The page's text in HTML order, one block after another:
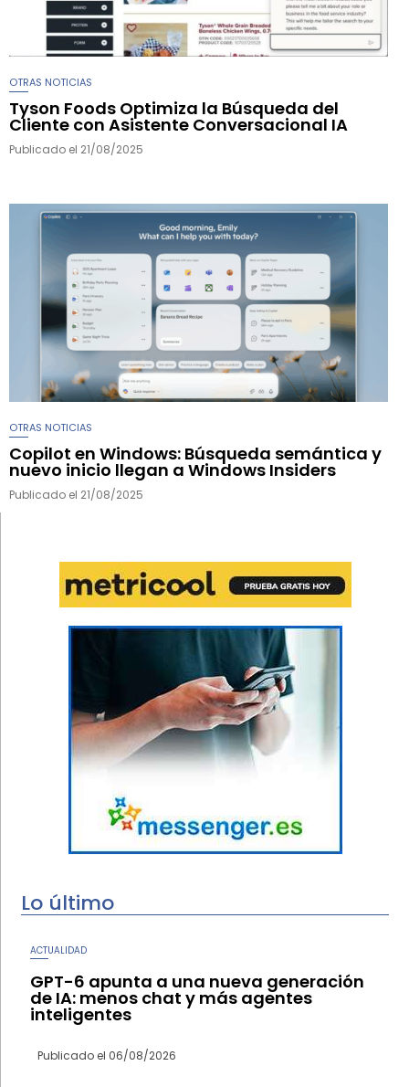
OTRAS NOTICIAS
Tyson Foods Optimiza la Búsqueda del
Cliente con Asistente Conversacional IA
Publicado el 21/08/2025
OTRAS NOTICIAS
Copilot en Windows: Búsqueda semántica y
nuevo inicio llegan a Windows Insiders
Publicado el 21/08/2025
Lo último
ACTUALIDAD
GPT-6 apunta a una nueva generación
de IA: menos chat y más agentes
inteligentes
Publicado el 06/08/2026